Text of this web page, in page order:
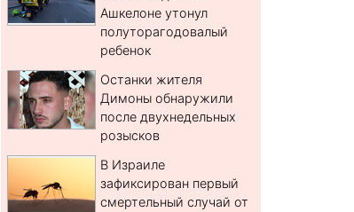
Ашкелоне утонул
полуторагодовалый
ребенок
Останки жителя
Димоны обнаружили
после двухнедельных
розысков
В Израиле
зафиксирован первый
смертельный случай от